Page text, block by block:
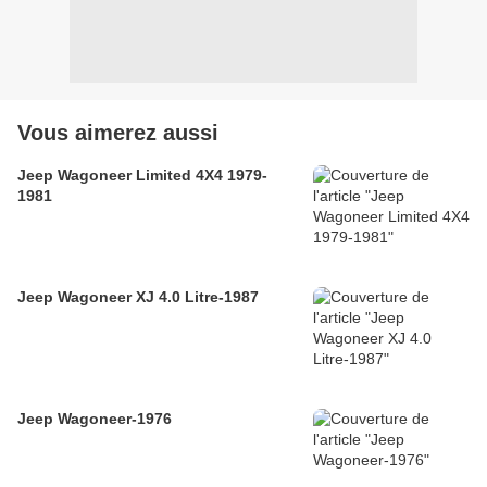
Vous aimerez aussi
Jeep Wagoneer Limited 4X4 1979-
1981
Jeep Wagoneer XJ 4.0 Litre-1987
Jeep Wagoneer-1976